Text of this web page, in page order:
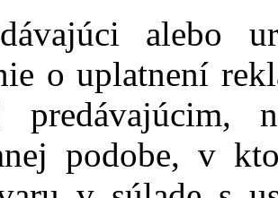
alebo
o uplatnení
podobe, v